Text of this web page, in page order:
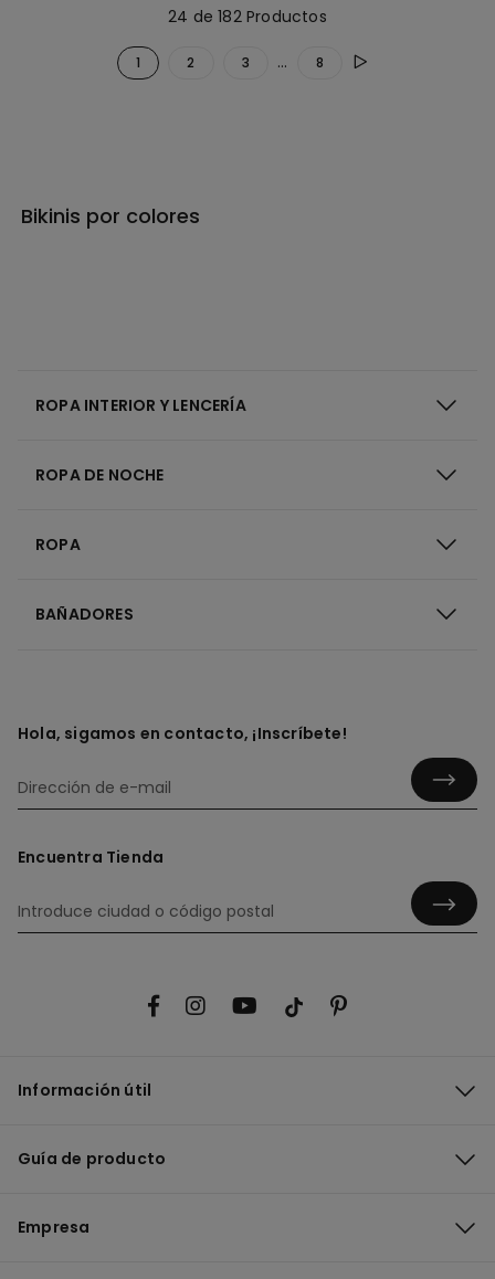
24 de 182 Productos
1 2 3 ... 8
Bikinis por colores
ROPA INTERIOR Y LENCERÍA
ROPA DE NOCHE
ROPA
BAÑADORES
Hola, sigamos en contacto, ¡Inscríbete!
Encuentra Tienda
Información útil
Guía de producto
Empresa